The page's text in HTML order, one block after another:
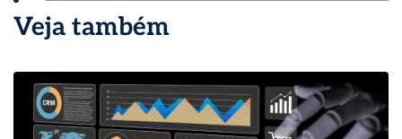
Veja também